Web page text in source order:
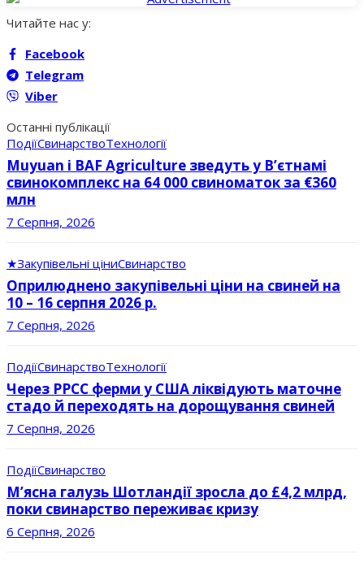
Читайте нас у:
Facebook
Telegram
Viber
Останні публікації
ПодіїСвинарствоТехнології
Muyuan і BAF Agriculture зведуть у В’єтнамі
свинокомплекс на 64 000 свиноматок за €360
млн
7 Серпня, 2026
★Закупівельні ціниСвинарство
Оприлюднено закупівельні ціни на свиней на
10 – 16 серпня 2026 р.
7 Серпня, 2026
ПодіїСвинарствоТехнології
Через РРСС ферми у США ліквідують маточне
стадо й переходять на дорощування свиней
7 Серпня, 2026
ПодіїСвинарство
М’ясна галузь Шотландії зросла до £4,2 млрд,
поки свинарство переживає кризу
6 Серпня, 2026